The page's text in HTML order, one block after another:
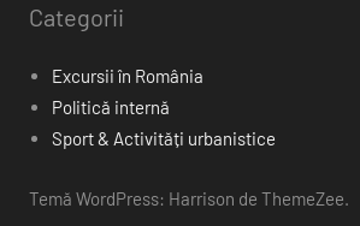
Categorii
Excursii în România
Politică internă
Sport & Activități urbanistice
Temă WordPress: Harrison de ThemeZee.